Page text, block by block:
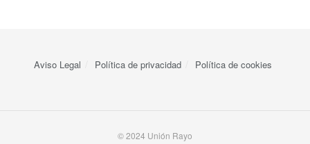
Aviso Legal Política de privacidad Política de cookies
© 2024 Unión Rayo